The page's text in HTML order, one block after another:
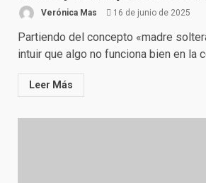
Verónica Mas 16 de junio de 2025
Partiendo del concepto «madre
intuir que algo no funciona bien en la
Leer Más